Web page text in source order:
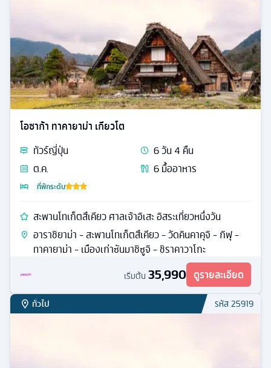
โอซาก้า ทาคายาม่า เกียวโต
ทัวร์ญี่ปุ่น 6วัน4 คืน
ต.ค.
6มื้ออาหาร
ที่พักระดับ
สะพานโทเก็ตสึเคียว ศาลเจ้าอิเสะ อิสระเที่ยวหนึ่งวัน
อาราชิยาม่า - สะพานโทเก็ตสึเคียว - วัดคินคาคุจิ - กิฟุ -
ทาคายาม่า - เมืองเก่าซันมาชิซูจิ - ชิราคาวาโกะ
เริ่มต้น 35,990 ดูรายละเอียด
ทั่วไป รหัส25919